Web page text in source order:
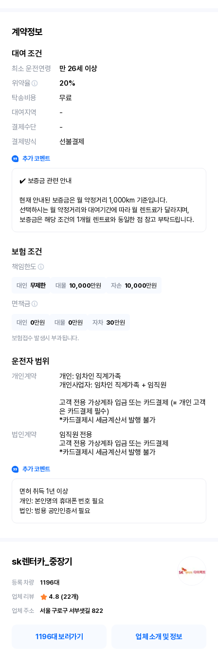
계약정보
대여 조건
최소 운전연령
만 26세 이상
위약율
20%
탁송비용
무료
대여지역
-
결제수단
-
결제방식
선불결제
추가 코멘트
✔️ 보증금 관련 안내
현재 안내된 보증금은 월 약정거리 1,000km 기준입니다.
선택하시는 월 약정거리와 대여기간에 따라 월 렌트료가 달라지며,
보증금은 해당 조건의 1개월 렌트료와 동일한 점 참고 부탁드립니다.
보험 조건
책임한도
대인 무제한 대물 10,000만원 자손 10,000만원
면책금
대인 0만원 대물 0만원 자차 30만원
보험접수 발생시 부과됩니다.
운전자 범위
개인계약
개인: 임차인 직계가족
개인사업자: 임차인 직계가족 + 임직원
고객 전용 가상계좌 입금 또는 카드결제 (※ 개인 고객
은 카드결제 필수)
*카드결제시 세금계산서 발행 불가
법인계약
임직원 전용
고객 전용 가상계좌 입금 또는 카드결제
*카드결제시 세금계산서 발행 불가
추가 코멘트
면허 취득 1년 이상
개인: 본인명의 휴대폰 번호 필요
법인: 범용 공인인증서 필요
sk렌터카_중장기
등록 차량 1196대
업체 리뷰
4.8 (22개)
업체 주소
서울 구로구 서부샛길 822
1196대 보러가기 업체 소개 및 정보